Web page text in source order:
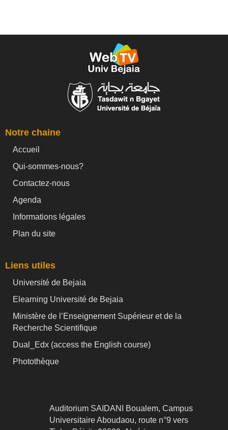
Notre chaine
Accueil
Qui-sommes-nous?
Contactez-nous
Agenda
Informations légales
Plan du site
Liens utiles
Université de Bejaia
Elearning Université de Bejaia
Ministère de l’Enseignement Supérieur et de la
Recherche Scientifique
Dual_Edx (access the English course)
Photothèque
Auditorium SAIDANI Boualem, Campus
Universitaire Aboudaou, route n°9 vers